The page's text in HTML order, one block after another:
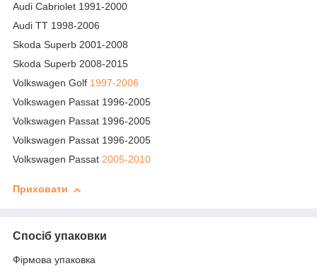
Audi Cabriolet 1991-2000
Audi TT 1998-2006
Skoda Superb 2001-2008
Skoda Superb 2008-2015
Volkswagen Golf 1997-2006
Volkswagen Passat 1996-2005
Volkswagen Passat 1996-2005
Volkswagen Passat 1996-2005
Volkswagen Passat 2005-2010
Приховати
Спосіб упаковки
Фірмова упаковка